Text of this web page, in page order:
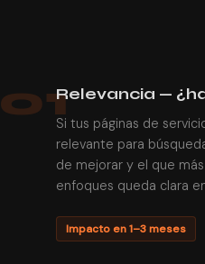
01Relevancia —
Si tus páginas de
relevante para
de mejorar y el que
enfoques queda clara
Impacto en 1–3 meses